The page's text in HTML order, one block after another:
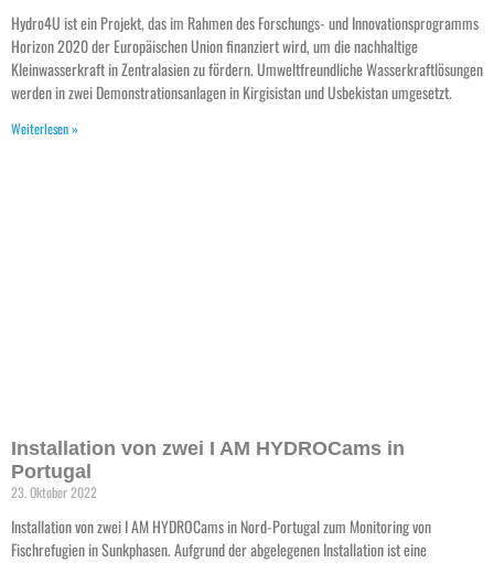
Hydro4U ist ein Projekt, das im Rahmen des Forschungs- und Innovationsprogramms
Horizon 2020 der Europäischen Union finanziert wird, um die nachhaltige
Kleinwasserkraft in Zentralasien zu fördern. Umweltfreundliche Wasserkraftlösungen
werden in zwei Demonstrationsanlagen in Kirgisistan und Usbekistan umgesetzt.
Weiterlesen »
Installation von zwei I AM HYDROCams in
Portugal
23. Oktober 2022
Installation von zwei I AM HYDROCams in Nord-Portugal zum Monitoring von
Fischrefugien in Sunkphasen. Aufgrund der abgelegenen Installation ist eine